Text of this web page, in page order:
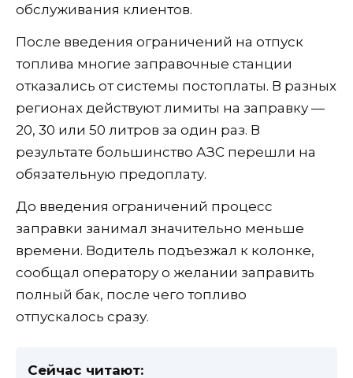
обслуживания клиентов.
После введения ограничений на отпуск
топлива многие заправочные станции
отказались от системы постоплаты. В разных
регионах действуют лимиты на заправку —
20, 30 или 50 литров за один раз. В
результате большинство АЗС перешли на
обязательную предоплату.
До введения ограничений процесс
заправки занимал значительно меньше
времени. Водитель подъезжал к колонке,
сообщал оператору о желании заправить
полный бак, после чего топливо
отпускалось сразу.
Сейчас читают: